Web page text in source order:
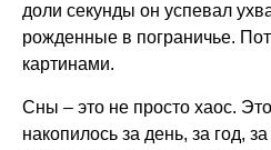
доли секунды он успевал
рожденные в пограничье.
картинами.
Сны – это не просто хаос.
накопилось за день, за год,